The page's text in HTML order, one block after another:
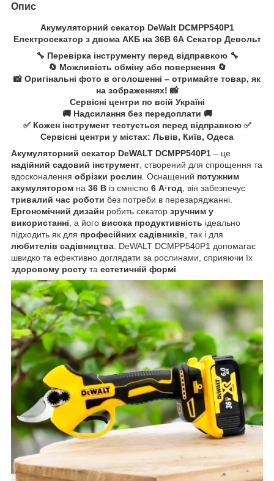
Опис
Акумуляторний секатор DeWalt DCMPP540P1
Електросекатор з двома АКБ на 36В 6А Секатор Девольт
🔧 Перевірка інструменту перед відправкою 🔧
🔄 Можливість обміну або повернення 🔄
📸 Оригінальні фото в оголошенні – отримайте товар, як
на зображеннях! 📸
Сервісні центри по всій Україні
🚚 Надсилання без передоплати 🚚
✅ Кожен інструмент тестується перед відправкою ✅
Сервісні центри у містах: Львів, Київ, Одеса
Акумуляторний секатор DeWALT DCMPP540P1 – це
надійний садовий інструмент , створений для спрощення та
вдосконалення обрізки рослин . Оснащений потужним
акумулятором на 36 В із ємністю 6 А·год , він забезпечує
тривалий час роботи без потреби в перезаряджанні.
Ергономічний дизайн робить секатор зручним у
використанні , а його висока продуктивність ідеально
підходить як для професійних садівників , так і для
любителів садівництва . DeWALT DCMPP540P1 допомагає
швидко та ефективно доглядати за рослинами, сприяючи їх
здоровому росту та естетичній формі